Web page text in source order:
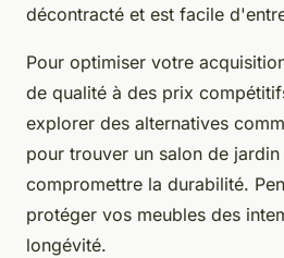
décontracté et est facile
Pour optimiser votre
de qualité à des prix
explorer des alternatives
pour trouver un salon de jardin
compromettre la durabilité.
protéger vos meubles des
longévité.